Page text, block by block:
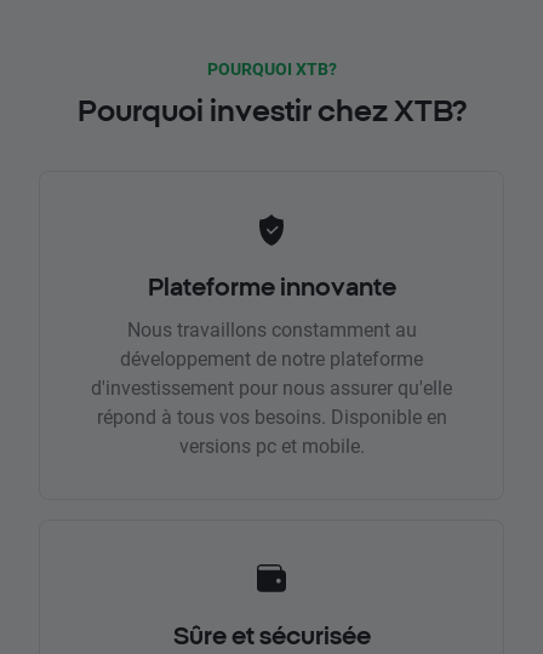
POURQUOI XTB?
Pourquoi investir chez XTB?
Plateforme innovante
Nous travaillons constamment au
développement de notre plateforme
d'investissement pour nous assurer qu'elle
répond à tous vos besoins. Disponible en
versions pc et mobile.
Sûre et sécurisée